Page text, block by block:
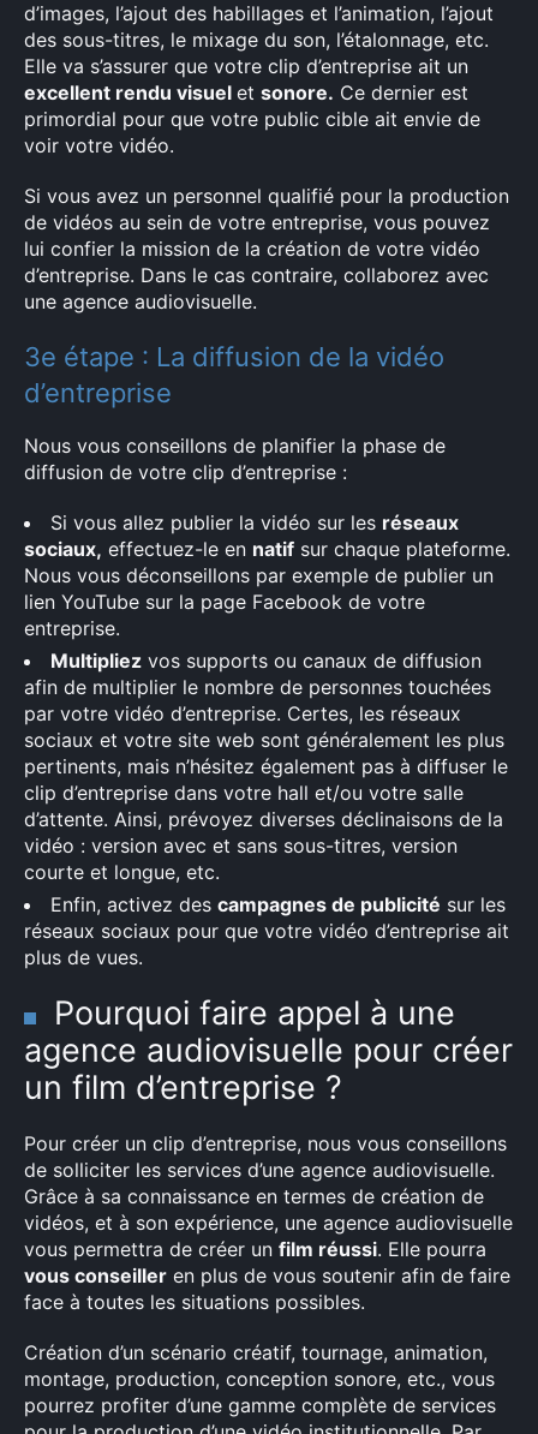
d’images, l’ajout des habillages et l’animation, l’ajout
des sous-titres, le mixage du son, l’étalonnage, etc.
Elle va s’assurer que votre clip d’entreprise ait un
excellent rendu visuel et sonore. Ce dernier est
primordial pour que votre public cible ait envie de
voir votre vidéo.
Si vous avez un personnel qualifié pour la production
de vidéos au sein de votre entreprise, vous pouvez
lui confier la mission de la création de votre vidéo
d’entreprise. Dans le cas contraire, collaborez avec
une agence audiovisuelle.
3e étape : La diffusion de la vidéo
d’entreprise
Nous vous conseillons de planifier la phase de
diffusion de votre clip d’entreprise :
Si vous allez publier la vidéo sur les réseaux
sociaux, effectuez-le en natif sur chaque plateforme.
Nous vous déconseillons par exemple de publier un
lien YouTube sur la page Facebook de votre
entreprise.
Multipliez vos supports ou canaux de diffusion
afin de multiplier le nombre de personnes touchées
par votre vidéo d’entreprise. Certes, les réseaux
sociaux et votre site web sont généralement les plus
pertinents, mais n’hésitez également pas à diffuser le
clip d’entreprise dans votre hall et/ou votre salle
d’attente. Ainsi, prévoyez diverses déclinaisons de la
vidéo : version avec et sans sous-titres, version
courte et longue, etc.
Enfin, activez des campagnes de publicité sur les
réseaux sociaux pour que votre vidéo d’entreprise ait
plus de vues.
Pourquoi faire appel à une
agence audiovisuelle pour créer
un film d’entreprise ?
Pour créer un clip d’entreprise, nous vous conseillons
de solliciter les services d’une agence audiovisuelle.
Grâce à sa connaissance en termes de création de
vidéos, et à son expérience, une agence audiovisuelle
vous permettra de créer un film réussi. Elle pourra
vous conseiller en plus de vous soutenir afin de faire
face à toutes les situations possibles.
Création d’un scénario créatif, tournage, animation,
montage, production, conception sonore, etc., vous
pourrez profiter d’une gamme complète de services